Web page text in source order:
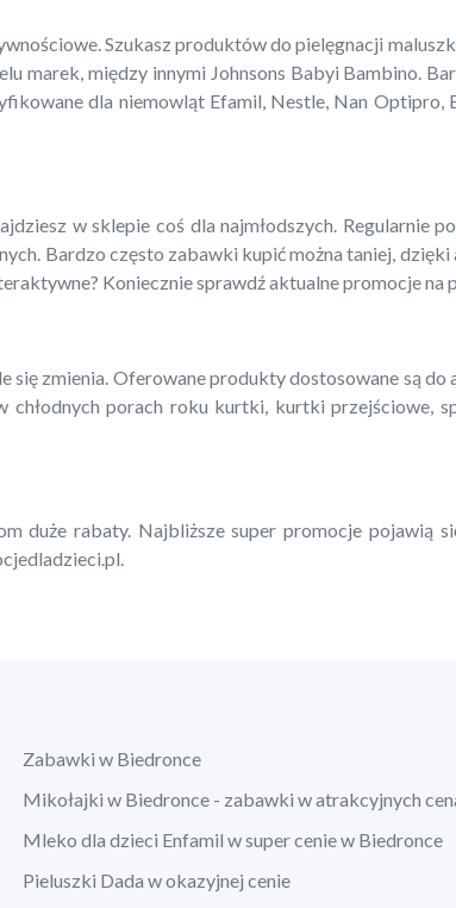
Szukasz produktów do pielęgnacji
marek, między innymi Johnsons Babyi Bambino.
dla niemowląt Efamil, Nestle, Nan Optipro,
w sklepie coś dla najmłodszych. Regularnie
Bardzo często zabawki kupić można taniej,
Koniecznie sprawdź aktualne promocje na
zmienia. Oferowane produkty dostosowane są do
porach roku kurtki, kurtki przejściowe,
duże rabaty. Najbliższe super promocje pojawią
Zabawki w Biedronce
Mikołajki w Biedronce - zabawki w atrakcyjnych
Mleko dla dzieci Enfamil w super cenie w Biedronce
Pieluszki Dada w okazyjnej cenie